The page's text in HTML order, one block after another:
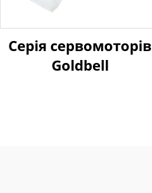
Серія сервомоторів
Goldbell